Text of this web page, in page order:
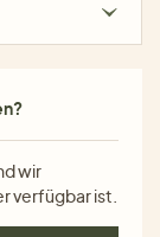
wir
verfügbar ist.